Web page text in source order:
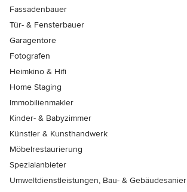
Fassadenbauer
Tür- & Fensterbauer
Garagentore
Fotografen
Heimkino & Hifi
Home Staging
Immobilienmakler
Kinder- & Babyzimmer
Künstler & Kunsthandwerk
Möbelrestaurierung
Spezialanbieter
Umweltdienstleistungen, Bau- &